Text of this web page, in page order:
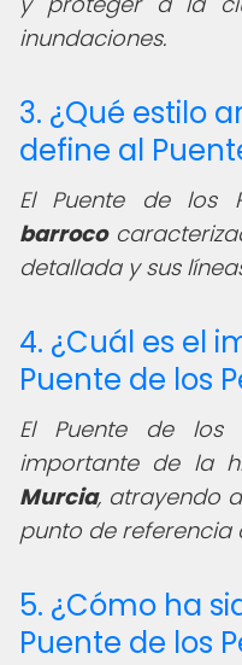
inundaciones.
3. ¿Qué estilo
define al
El Puente de los
barroco
detallada y sus
4. ¿Cuál es el
Puente de los
El Puente de los
importante de la
Murcia, atrayendo
punto de referencia
5. ¿Cómo ha
Puente de los